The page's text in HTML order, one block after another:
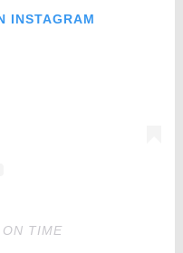
INSTAGRAM
ON TIME